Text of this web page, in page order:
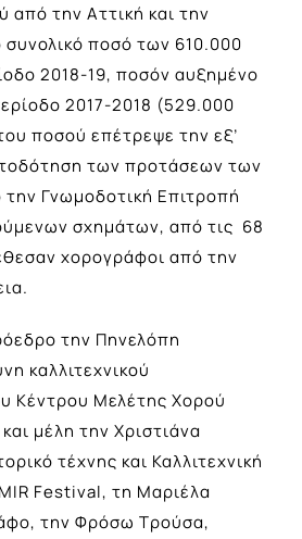
από την Αττική και την
ποσό των 610.000
2018-19, ποσόν αυξημένο
2017-2018 (529.000
ποσού επέτρεψε την εξ’
των προτάσεων των
Γνωμοδοτική Επιτροπή
σχημάτων, από τις 68
χορογράφοι από την
την Πηνελόπη
καλλιτεχνικού
Κέντρου Μελέτης Χορού
μέλη την Χριστιάνα
τέχνης και Καλλιτεχνική
Festival, τη Μαριέλα
την Φρόσω Τρούσα,